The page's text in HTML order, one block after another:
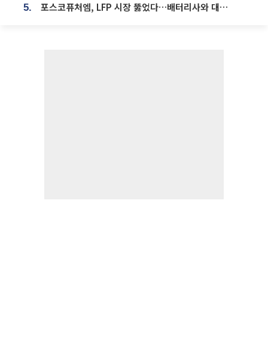
5. 포스코퓨처엠, LFP 시장 뚫었다…배터리사와 대규모 장기 공급 합의